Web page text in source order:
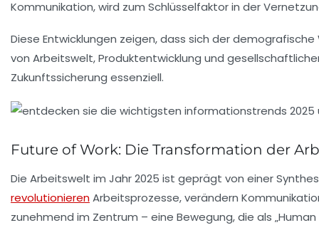
Kommunikation, wird zum Schlüsselfaktor in der
Diese Entwicklungen zeigen, dass sich der
von Arbeitswelt, Produktentwicklung und
Zukunftssicherung essenziell.
Future of Work: Die Transformation der
Die Arbeitswelt im Jahr 2025 ist geprägt von einer
revolutionierenArbeitsprozesse, verändern
zunehmend im Zentrum – eine Bewegung, die als